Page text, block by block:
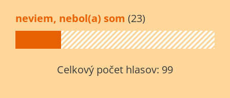
neviem, nebol(a) som (23)
Celkový počet hlasov: 99